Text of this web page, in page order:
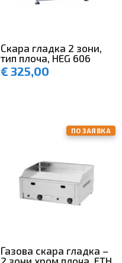
Скара гладка 2 зони,
тип плоча, HEG 606
€ 325,00
ПО ЗАЯВКА
Газова скара гладка –
2 зони хром плоча, FTH